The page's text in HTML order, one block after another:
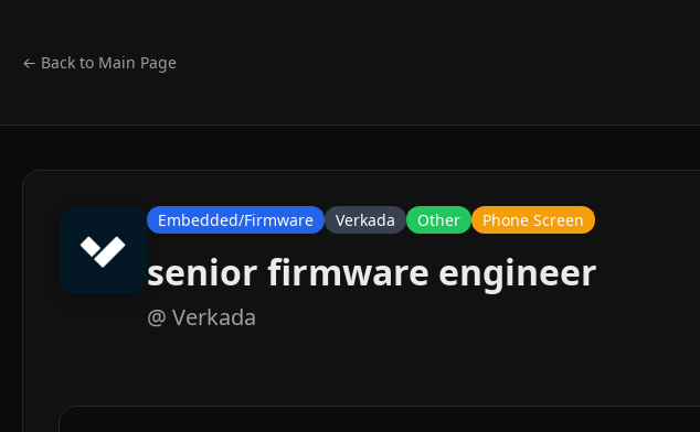
← Back to Main Page
Embedded/Firmware Verkada Other Phone Screen
senior firmware engineer
@ Verkada